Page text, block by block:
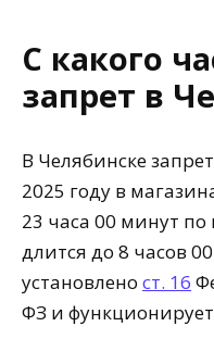
С какого
запрет в
В Челябинске
2025 году в
23 часа 00 минут
длится до 8 часов
установлено ст. 16
ФЗ и